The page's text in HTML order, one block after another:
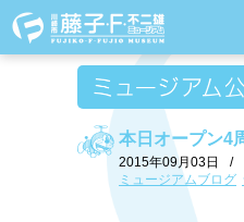
本日オープン4
2015年09月03日
/
ミュージアムブログ